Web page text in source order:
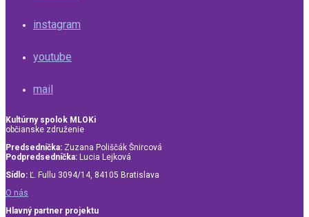
instagram
youtube
mail
Kultúrny spolok MLOKi
občianske združenie
Predsedníčka: Zuzana Poliščák Šnircová
Podpredsedníčka: Lucia Lejková
Sídlo: Ľ. Fullu 3094/14, 84105 Bratislava
O nás
Hlavný partner projektu